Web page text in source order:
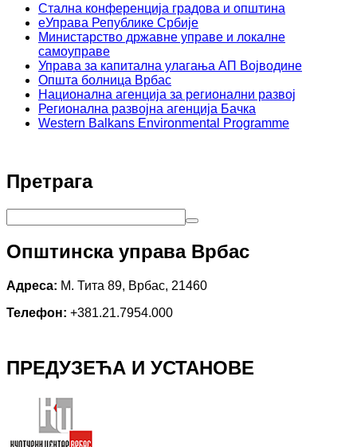
Стална конференција градова и општина
еУправа Републике Србије
Министарство државне управе и локалне
самоуправе
Управа за капитална улагања АП Војводине
Општа болница Врбас
Национална агенција за регионални развој
Регионална развојна агенција Бачка
Western Balkans Environmental Programme
Претрага
Општинска управа Врбас
Адреса: М. Тита 89, Врбас, 21460
Телефон: +381.21.7954.000
ПРЕДУЗЕЋА И УСТАНОВЕ